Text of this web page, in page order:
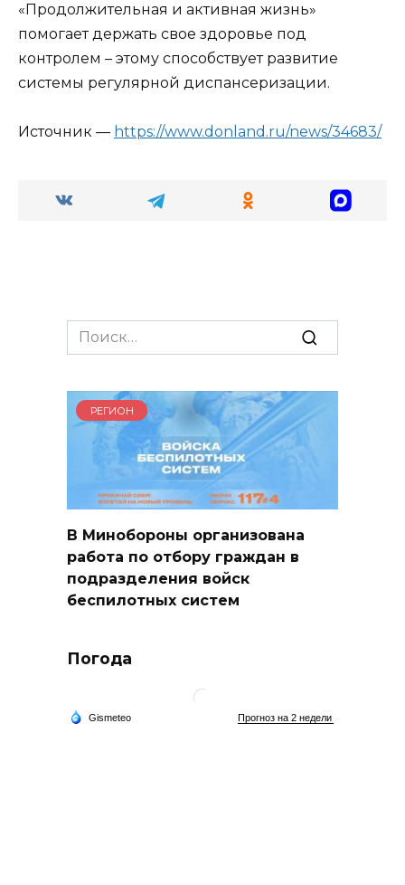
«Продолжительная и активная жизнь»
помогает держать свое здоровье под
контролем – этому способствует развитие
системы регулярной диспансеризации.
Источник — https://www.donland.ru/news/34683/
Search
for:
РЕГИОН
В Минобороны организована
работа по отбору граждан в
подразделения войск
беспилотных систем
Погода